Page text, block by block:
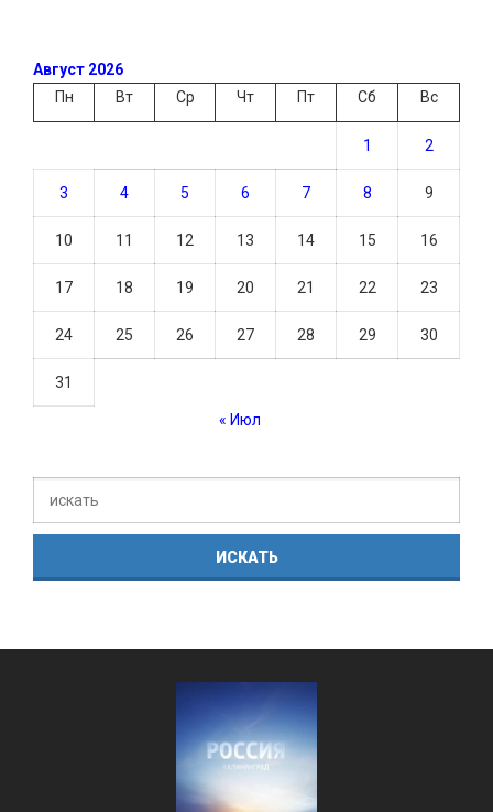
Август 2026
Пн
Вт Ср Чт Пт Сб Вс
1 2
3 4 5 6 7 8 9
10 11 12 13 14 15 16
17 18 19 20 21 22 23
24 25 26 27 28 29 30
31
« Июл